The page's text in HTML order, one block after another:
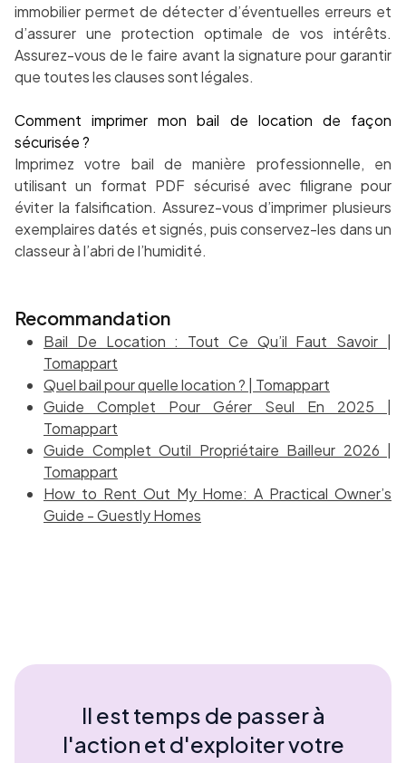
immobilier permet de détecter d’éventuelles erreurs et
d’assurer une protection optimale de vos intérêts.
Assurez-vous de le faire avant la signature pour garantir
que toutes les clauses sont légales.
Comment imprimer mon bail de location de façon
sécurisée ?
Imprimez votre bail de manière professionnelle, en
utilisant un format PDF sécurisé avec filigrane pour
éviter la falsification. Assurez-vous d’imprimer plusieurs
exemplaires datés et signés, puis conservez-les dans un
classeur à l’abri de l’humidité.
Recommandation
Bail De Location : Tout Ce Qu’il Faut Savoir |
Tomappart
Quel bail pour quelle location ? | Tomappart
Guide Complet Pour Gérer Seul En 2025 |
Tomappart
Guide Complet Outil Propriétaire Bailleur 2026 |
Tomappart
How to Rent Out My Home: A Practical Owner’s
Guide - Guestly Homes
Il est temps de passer à
l'action et d'exploiter votre